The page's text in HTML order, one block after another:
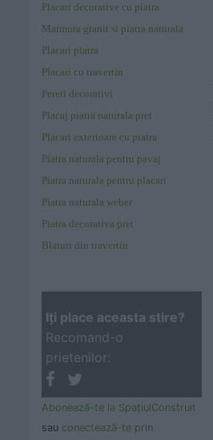
Placari decorative cu piatra
Marmura granit si piatra naturala
Placari piatra
Placari cu travertin
Pereti decorativi
Placaj piatra naturala pret
Placari exterioare cu piatra
Piatra naturala pentru pavaj
Piatra naturala pentru placari
Piatra naturala weber
Piatra decorativa pret
Blaturi din travertin
Iţi place aceasta stire?
Recomand-o
prietenilor:
Abonează-te la SpaţiulConstruit
sau conectează-te prin